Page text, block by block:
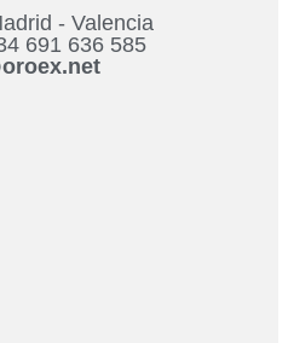
- Valencia
691 636 585